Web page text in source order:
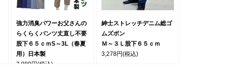
強力消臭パワーお父さんの
らくらくパンツ丈直し不要
股下６５ｃｍS～3L（春夏
用）日本製
2,980円(税込)
紳士ストレッチデニム総ゴ
ムズボン
Ｍ～３Ｌ股下６５ｃｍ
3,278円(税込)